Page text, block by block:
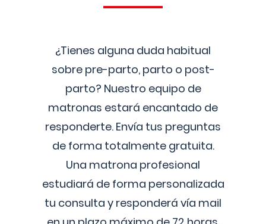
¿Tienes alguna duda habitual
sobre pre-parto, parto o post-
parto? Nuestro equipo de
matronas estará encantado de
responderte. Envía tus preguntas
de forma totalmente gratuita.
Una matrona profesional
estudiará de forma personalizada
tu consulta y responderá vía mail